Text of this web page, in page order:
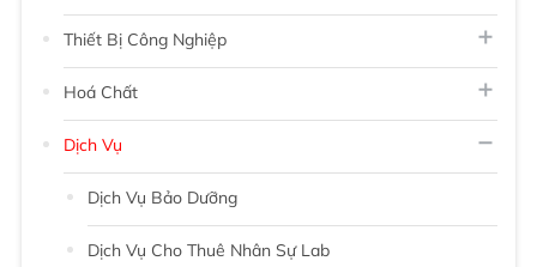
Thiết Bị Công Nghiệp
Hoá Chất
Dịch Vụ
Dịch Vụ Bảo Dưỡng
Dịch Vụ Cho Thuê Nhân Sự Lab